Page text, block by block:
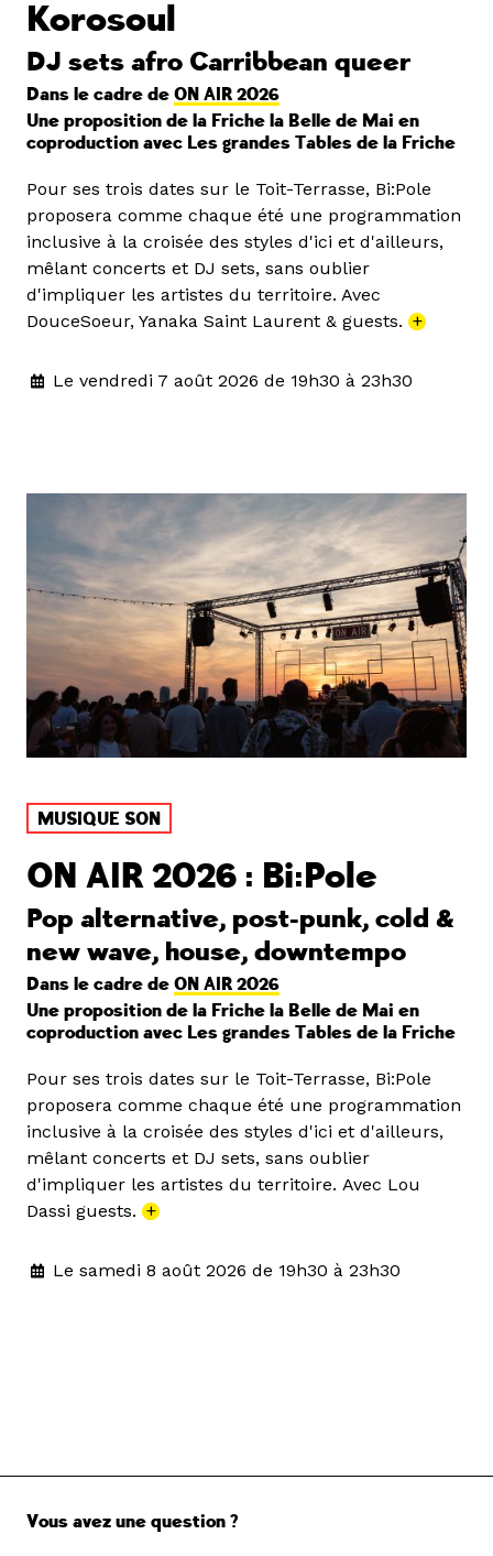
Korosoul
DJ sets afro Carribbean queer
Dans le cadre de ON AIR 2026
Une proposition de la Friche la Belle de Mai en
coproduction avec Les grandes Tables de la Friche
Pour ses trois dates sur le Toit-Terrasse, Bi:Pole
proposera comme chaque été une programmation
inclusive à la croisée des styles d'ici et d'ailleurs,
mêlant concerts et DJ sets, sans oublier
d'impliquer les artistes du territoire. Avec
DouceSoeur, Yanaka Saint Laurent & guests. +
Le vendredi 7 août 2026 de 19h30 à 23h30
MUSIQUE SON
ON AIR 2026 : Bi:Pole
Pop alternative, post-punk, cold &
new wave, house, downtempo
Dans le cadre de ON AIR 2026
Une proposition de la Friche la Belle de Mai en
coproduction avec Les grandes Tables de la Friche
Pour ses trois dates sur le Toit-Terrasse, Bi:Pole
proposera comme chaque été une programmation
inclusive à la croisée des styles d'ici et d'ailleurs,
mêlant concerts et DJ sets, sans oublier
d'impliquer les artistes du territoire. Avec Lou
Dassi guests. +
Le samedi 8 août 2026 de 19h30 à 23h30
Vous avez une question ?